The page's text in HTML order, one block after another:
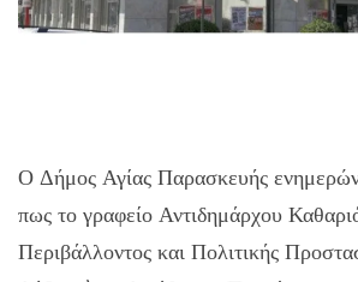
Ο Δήμος Αγίας Παρασκευής
πως το γραφείο Αντιδημάρχου
Περιβάλλοντος και Πολιτικής